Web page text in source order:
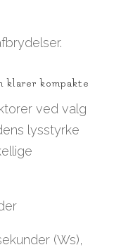
klarer kompakte
ved valg
lysstyrke
(Ws),